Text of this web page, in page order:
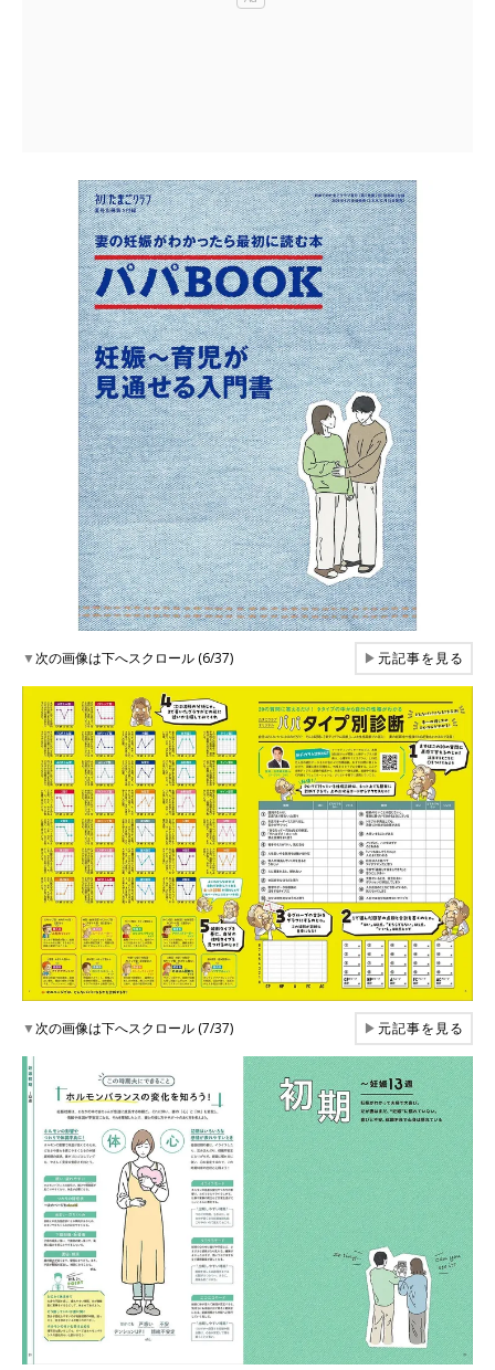
▼次の画像は下へスクロール (6/37) ▶元記事を見る
▼次の画像は下へスクロール (7/37) ▶元記事を見る